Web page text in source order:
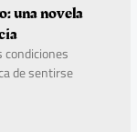
una novela
condiciones
de sentirse